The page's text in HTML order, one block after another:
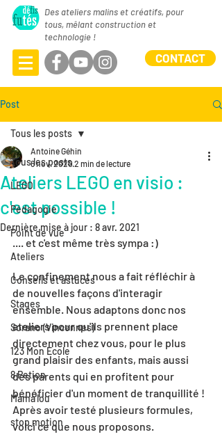
Des ateliers malins et créatifs, pour
tous, mêlant construction et
technologie !
CONTACT
Post
Tous les posts
LEGO
Pédagogie
Point de vue
Ateliers
Conseils et astuces
Stages
Sorano (Vincennes)
123 Mon Ecole
8 Petion
Mama'lou
stop motion
Tous les posts
Ateliers LEGO en visio :
c'est possible !
Antoine Géhin
6 nov. 2020 2 min de lecture
Dernière mise à jour : 8 avr. 2021
.... et c'est même très sympa :)
Le confinement nous a fait réfléchir à
de nouvelles façons d'interagir
ensemble. Nous adaptons donc nos
ateliers pour qu'ils prennent place
directement chez vous, pour le plus
grand plaisir des enfants, mais aussi
des parents qui en profitent pour
bénéficier d'un moment de tranquillité !
Après avoir testé plusieurs formules,
voici ce que nous proposons.